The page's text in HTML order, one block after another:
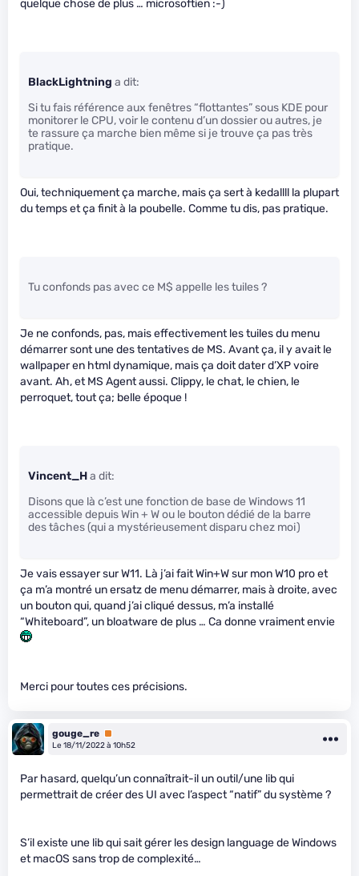
quelque chose de plus … microsoftien :-)
BlackLightning a dit:
Si tu fais référence aux fenêtres “flottantes” sous KDE pour
monitorer le CPU, voir le contenu d’un dossier ou autres, je
te rassure ça marche bien même si je trouve ça pas très
pratique.
Oui, techniquement ça marche, mais ça sert à kedallll la plupart
du temps et ça finit à la poubelle. Comme tu dis, pas pratique.
Tu confonds pas avec ce M$ appelle les tuiles ?
Je ne confonds, pas, mais effectivement les tuiles du menu
démarrer sont une des tentatives de MS. Avant ça, il y avait le
wallpaper en html dynamique, mais ça doit dater d’XP voire
avant. Ah, et MS Agent aussi. Clippy, le chat, le chien, le
perroquet, tout ça; belle époque !
Vincent_Ha dit:
Disons que là c’est une fonction de base de Windows 11
accessible depuis Win + W ou le bouton dédié de la barre
des tâches (qui a mystérieusement disparu chez moi)
Je vais essayer sur W11. Là j’ai fait Win+W sur mon W10 pro et
ça m’a montré un ersatz de menu démarrer, mais à droite, avec
un bouton qui, quand j’ai cliqué dessus, m’a installé
“Whiteboard”, un bloatware de plus … Ca donne vraiment envie
Merci pour toutes ces précisions.
gouge_re Premium
Le 18/11/2022 à 10h52
Par hasard, quelqu’un connaîtrait-il un outil/une lib qui
permettrait de créer des UI avec l’aspect “natif” du système ?
S’il existe une lib qui sait gérer les design language de Windows
et macOS sans trop de complexité…